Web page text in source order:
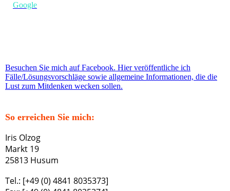
Google
Besuchen Sie mich auf Facebook. Hier veröffentliche ich
Fälle/Lösungsvorschläge sowie allgemeine Informationen, die die
Lust zum Mitdenken wecken sollen.
So erreichen Sie mich:
Iris Olzog
Markt 19
25813 Husum
Tel.: [+49 (0) 4841 8035373]